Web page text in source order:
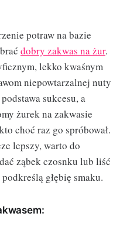
potraw na bazie
dobry zakwas na żur.
lekko kwaśnym
niepowtarzalnej nuty
sukcesu, a
żurek na zakwasie
choć raz go spróbował.
lepszy, warto do
ząbek czosnku lub liść
głębię smaku.